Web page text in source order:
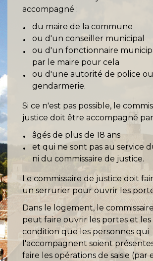
accompagné :
du maire de la commune
ou d'un conseiller municipal
ou d'un fonctionnaire
par le maire pour cela
ou d'une autorité de police
gendarmerie.
Si ce n'est pas possible, le
justice doit être accompagné
âgés de plus de 18 ans
et qui ne sont pas au service
ni du commissaire de justice.
Le commissaire de justice doit
un serrurier pour ouvrir les
Dans le logement, le
peut faire ouvrir les portes et les
condition que les personnes qui
l'accompagnent soient
faire les opérations de saisie (par